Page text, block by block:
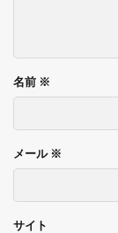
名前 ※
メール ※
サイト